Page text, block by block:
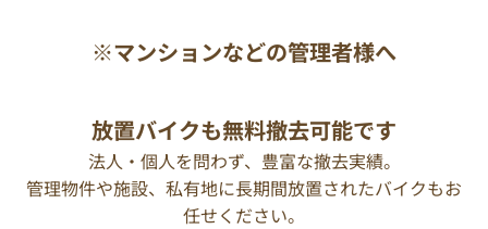
※マンションなどの管理者様へ
放置バイクも無料撤去可能です
法人・個人を問わず、豊富な撤去実績。
管理物件や施設、私有地に長期間放置されたバイクもお
任せください。